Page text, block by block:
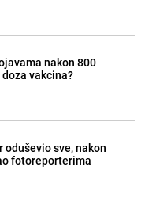
nakon 800
vakcina?
sve, nakon
fotoreporterima